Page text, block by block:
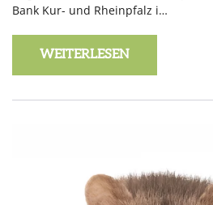
Bank Kur- und Rheinpfalz i…
WEITERLESEN